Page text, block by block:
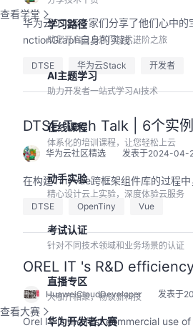
查看学堂
学习路径
助您开启云上热门技术进阶之旅
AI主题学习
助力开发者一站式学习AI技术
在线课程
体系化的培训课程，让您轻松上云
动手实验
精心设计云上实验，深度体验云服务
考试认证
针对不同技术领域和业务场景的认证
直播专区
大咖齐相聚，畅谈新科技
查看大赛
华为开发者大赛
华为云DTSE专家们分享了他们心中
nctionGraph自身的实践...
DTSE 华为云Stack 开发者
DTSE Tech Talk | 6个实
华为云社区精选 发表于2024-04-
在构建TinyVue跨框架组件库的过程
DTSE OpenTiny Vue
OREL IT 's R&D
HuaweiCloudDeveloper 发表于
Orel IT is the first commercial use